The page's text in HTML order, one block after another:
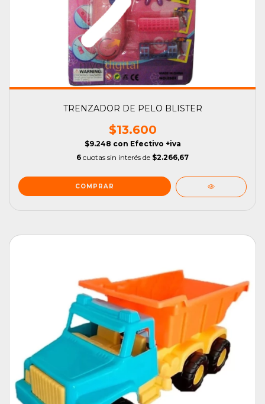
TRENZADOR DE PELO BLISTER
$13.600
$9.248 con Efectivo +iva
6 cuotas sin interés de $2.266,67